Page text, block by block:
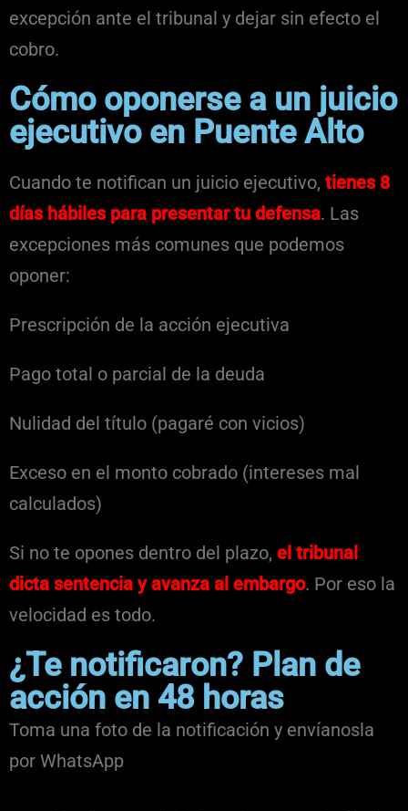
excepción ante el tribunal y dejar sin efecto el
cobro.
Cómo oponerse a un juicio
ejecutivo en Puente Alto
Cuando te notifican un juicio ejecutivo, tienes 8
días hábiles para presentar tu defensa. Las
excepciones más comunes que podemos
oponer:
Prescripción de la acción ejecutiva
Pago total o parcial de la deuda
Nulidad del título (pagaré con vicios)
Exceso en el monto cobrado (intereses mal
calculados)
Si no te opones dentro del plazo, el tribunal
dicta sentencia y avanza al embargo. Por eso la
velocidad es todo.
¿Te notificaron? Plan de
acción en 48 horas
Toma una foto de la notificación y envíanosla
por WhatsApp